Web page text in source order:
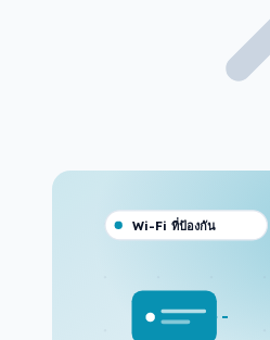
Wi-Fi ที่ป้องกัน